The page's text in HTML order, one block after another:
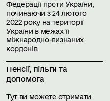
Федерації проти України,
починаючи з 24 лютого
2022 року на території
України в межах її
міжнародно-визнаних
кордонів
Пенсії, пільги та
допомога
Тут ви можете отримати